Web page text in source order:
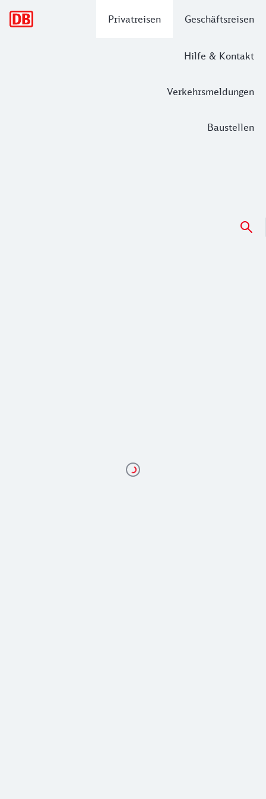
Privatreisen Geschäftsreisen
Hilfe & Kontakt
Verkehrsmeldungen
Baustellen